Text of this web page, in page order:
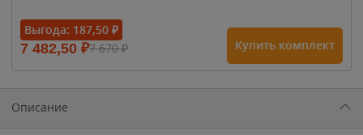
1 615₽
1 900₽1 900₽
Выгода: 187,50 ₽
7 482,50 ₽7 670₽ Купить комплект
Описание